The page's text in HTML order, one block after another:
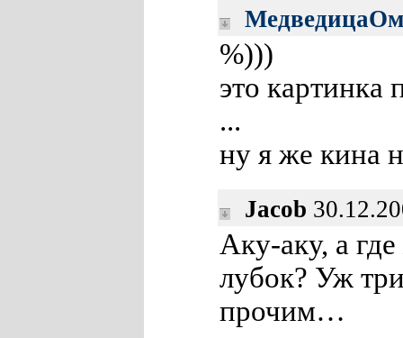
%)))
это картинка
...
ну я же кина
Jacob
Аку-аку, а
лубок? Уж
прочим…